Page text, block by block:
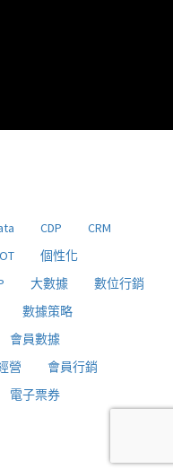
CDP
CRM
個性化
大數據
數位行銷
數據策略
會員數據
營
會員行銷
電子票券